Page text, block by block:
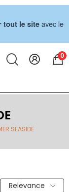
tout le siteavec le
0
SEASIDE
Relevance